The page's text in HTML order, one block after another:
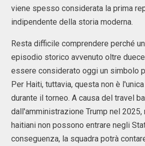
viene spesso considerata la prima
indipendente della storia moderna.
Resta difficile comprendere perché
episodio storico avvenuto oltre
essere considerato oggi un simbolo
Per Haiti, tuttavia, questa non è
durante il torneo. A causa del travel
dall'amministrazione Trump nel
haitiani non possono entrare negli
conseguenza, la squadra potrà